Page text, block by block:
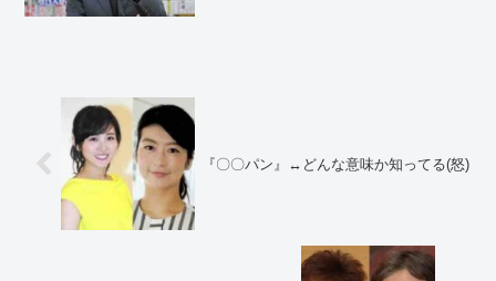
『〇〇パン』↔︎どんな意味か知ってる(怒)